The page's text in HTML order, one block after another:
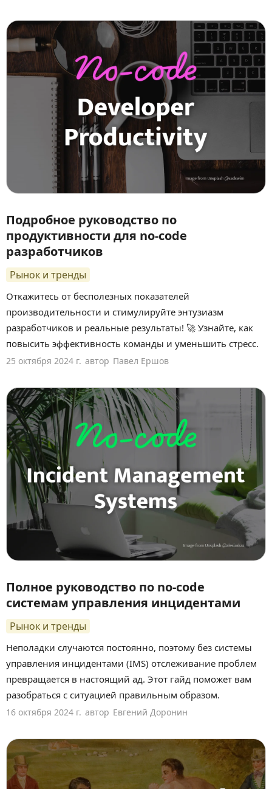
Подробное руководство по
продуктивности для no-code
разработчиков
Рынок и тренды
Откажитесь от бесполезных показателей
производительности и стимулируйте энтузиазм
разработчиков и реальные результаты! 🚀 Узнайте, как
повысить эффективность команды и уменьшить стресс.
25 октября 2024 г. автор Павел Ершов
Полное руководство по no-code
системам управления инцидентами
Рынок и тренды
Неполадки случаются постоянно, поэтому без системы
управления инцидентами (IMS) отслеживание проблем
превращается в настоящий ад. Этот гайд поможет вам
разобраться с ситуацией правильным образом.
16 октября 2024 г. автор Евгений Доронин